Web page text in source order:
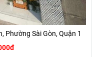
Phường Sài Gòn, Quận 1